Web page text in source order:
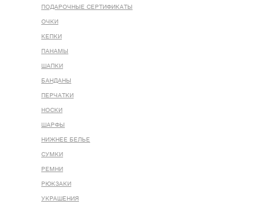
ПОДАРОЧНЫЕ СЕРТИФИКАТЫ
ОЧКИ
КЕПКИ
ПАНАМЫ
ШАПКИ
БАНДАНЫ
ПЕРЧАТКИ
НОСКИ
ШАРФЫ
НИЖНЕЕ БЕЛЬЕ
СУМКИ
РЕМНИ
РЮКЗАКИ
УКРАШЕНИЯ